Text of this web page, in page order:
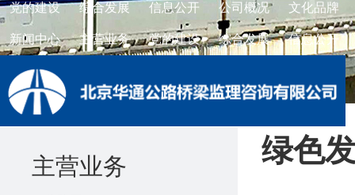
党的建设 综合发展 信息公开 公司概况 文化品牌
新闻中心 主营业务 党的建设 综合发展 信息公开
主营业务 绿色